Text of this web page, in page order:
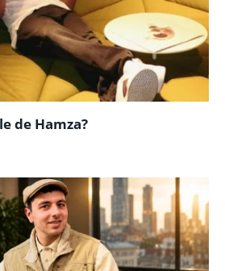
de Hamza?